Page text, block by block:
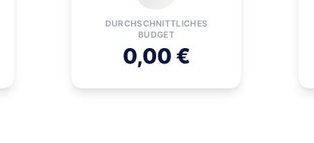
DURCHSCHNITTLICHES
BUDGET
0,00 €